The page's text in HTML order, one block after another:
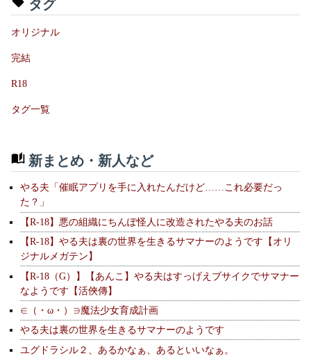
オリジナル
完結
R18
タグ一覧
新まとめ・新人など
やる夫「催眠アプリを手に入れたんだけど……これ必要だっ
た？」
【R-18】悪の組織にちんぽ怪人に改造されたやる夫のお話
【R-18】やる夫は裏の世界を生きるサマナーのようです【オリ
ジナルメガテン】
【R-18（G）】【あんこ】やる夫はすっげえブサイクでサマナー
なようです【活俠傳】
∈（・ω・）∋魔法少女育成計画
やる夫は裏の世界を生きるサマナーのようです
ユグドラシル２、あるかなぁ、あるといいなぁ。